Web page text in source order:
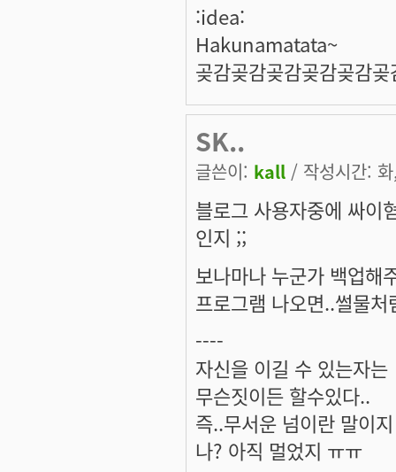
:idea:
Hakunamatata~
곶감곶감곶감곶감곶감
SK..
글쓴이: kall / 작성시간:
블로그 사용자중에 싸이
인지 ;;
보나마나 누군가 백업해
프로그램 나오면..썰물
----
자신을 이길 수 있는자는
무슨짓이든 할수있다..
즉..무서운 넘이란 말이
나? 아직 멀었지 ㅠㅠ